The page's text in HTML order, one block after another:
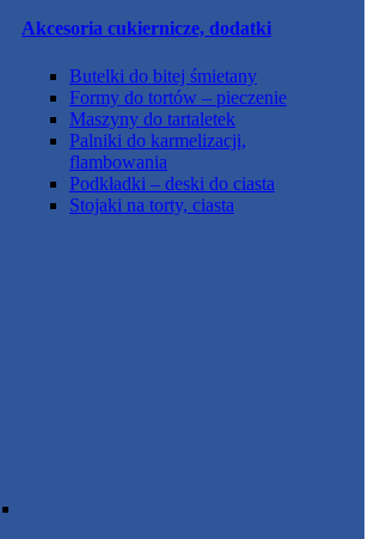
Akcesoria cukiernicze, dodatki
Butelki do bitej śmietany
Formy do tortów – pieczenie
Maszyny do tartaletek
Palniki do karmelizacji,
flambowania
Podkładki – deski do ciasta
Stojaki na torty, ciasta